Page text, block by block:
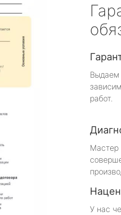
Выдаем
работ.
Мастер
У нас